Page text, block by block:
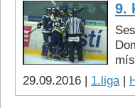
9.
29.09.2016 | 1.liga|